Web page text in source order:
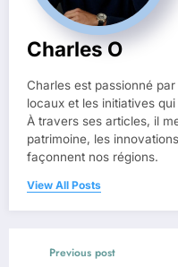
Charles O
Charles est passionné
locaux et les initiatives
À travers ses articles, il
patrimoine, les
façonnent nos régions.
View All Posts
Previous post